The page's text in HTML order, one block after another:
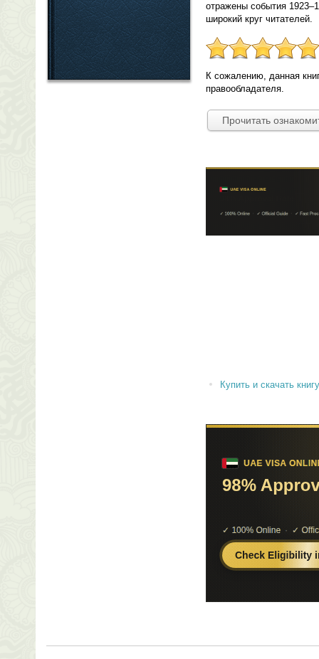
отражены события
широкий круг читателей.
К сожалению, данная
правообладателя.
Прочитать
Купить и скачать